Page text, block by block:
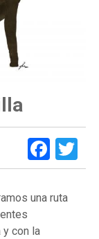
una ruta
con la